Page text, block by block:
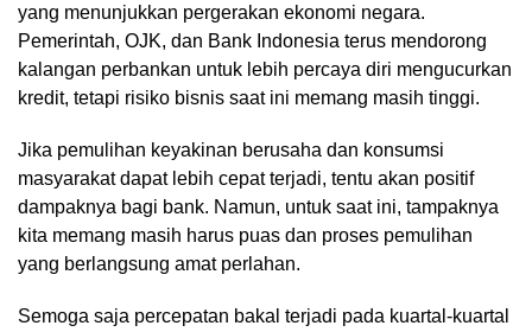
yang menunjukkan pergerakan ekonomi negara.
Pemerintah, OJK, dan Bank Indonesia terus mendorong
kalangan perbankan untuk lebih percaya diri mengucurkan
kredit, tetapi risiko bisnis saat ini memang masih tinggi.
Jika pemulihan keyakinan berusaha dan konsumsi
masyarakat dapat lebih cepat terjadi, tentu akan positif
dampaknya bagi bank. Namun, untuk saat ini, tampaknya
kita memang masih harus puas dan proses pemulihan
yang berlangsung amat perlahan.
Semoga saja percepatan bakal terjadi pada kuartal-kuartal